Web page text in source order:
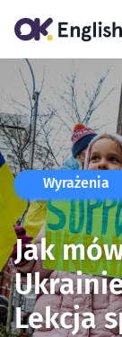
Wyrażenia
Jak
Lekcja